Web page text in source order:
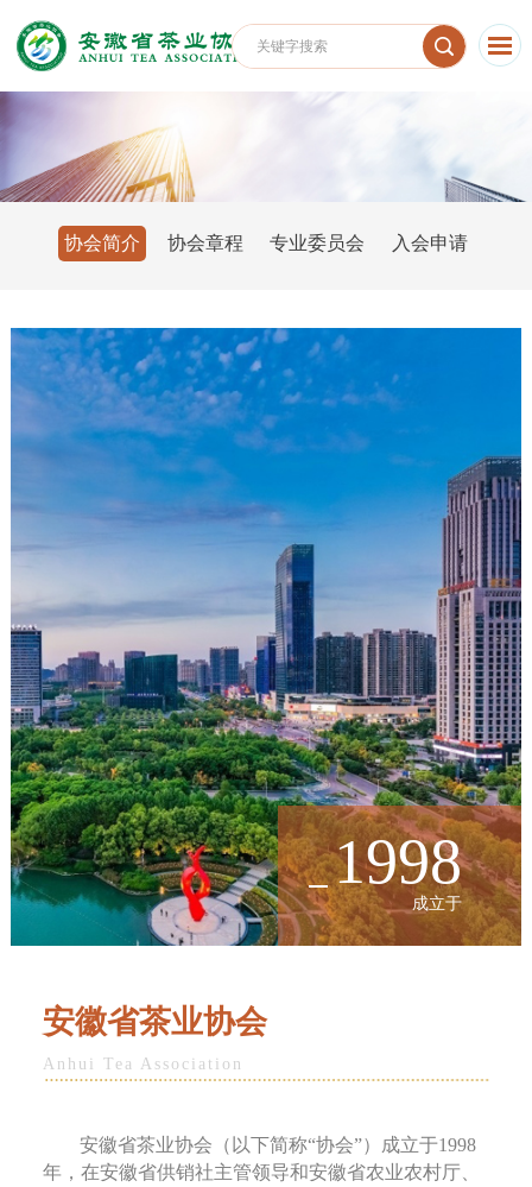
协会简介 协会章程 专业委员会 入会申请
1998
成立于
安徽省茶业协会
Anhui Tea Association
安徽省茶业协会（以下简称“协会”）成立于1998
年，在安徽省供销社主管领导和安徽省农业农村厅、